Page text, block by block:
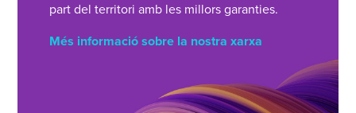
part del territori amb les millors garanties.
Més informació sobre la nostra xarxa